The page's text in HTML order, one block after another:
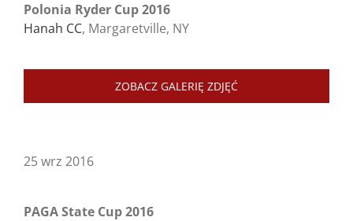
Polonia Ryder Cup 2016
Hanah CC, Margaretville, NY
ZOBACZ GALERIĘ ZDJĘĆ
25 wrz 2016
PAGA State Cup 2016